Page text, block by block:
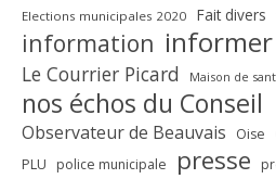
Elections municipales 2020 Fait divers
information informer
Le Courrier Picard Maison de
nos échos du Conseil
Observateur de Beauvais Oise
PLU police municipale presse